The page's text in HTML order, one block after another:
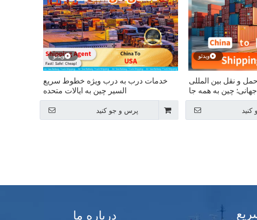
ویدئو
و نقل بین المللی
جهانی: چین به همه جا
ویدئو
خدمات درب به درب ویژه خطوط سریع
السیر چین به ایالات متحده
پرس و جو کنید
درباره ما